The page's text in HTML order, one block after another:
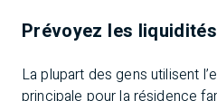
Prévoyez les liquidités
La plupart des gens utilisent
principale pour la résidence